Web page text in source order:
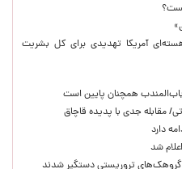
آمریکا تهدیدی برای کل بشریت
همچنان پایین است
مقابله جدی با پدیده قاچاق
دارد
شد